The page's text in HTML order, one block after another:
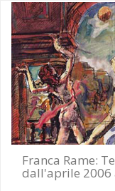
Salta al contenuto
Franca Rame:
dall'aprile 2006